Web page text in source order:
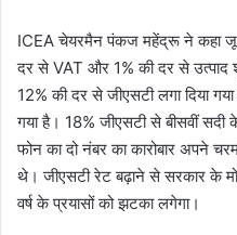
ICEA चेयरमैन पंकज महेंद्रू ने कहा
दर से VAT और 1% की दर से उत्पाद
12% की दर से जीएसटी लगा दिया
गया है। 18% जीएसटी से बीसवीं
फोन का दो नंबर का कारोबार अपने
थे। जीएसटी रेट बढ़ाने से सरकार के
वर्ष के प्रयासों को झटका लगेगा।